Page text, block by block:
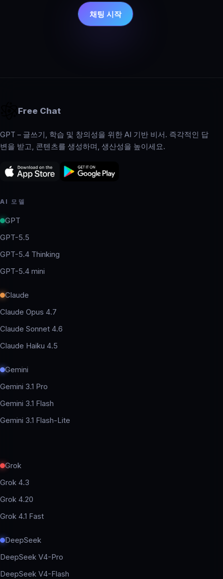
채팅 시작
Free Chat
GPT – 글쓰기, 학습 및 창의성을 위한 AI 기반 비서. 즉각적인 답
변을 받고, 콘텐츠를 생성하며, 생산성을 높이세요.
AI 모델
GPT
GPT-5.5
GPT-5.4 Thinking
GPT-5.4 mini
Claude
Claude Opus 4.7
Claude Sonnet 4.6
Claude Haiku 4.5
Gemini
Gemini 3.1 Pro
Gemini 3.1 Flash
Gemini 3.1 Flash-Lite
Grok
Grok 4.3
Grok 4.20
Grok 4.1 Fast
DeepSeek
DeepSeek V4-Pro
DeepSeek V4-Flash